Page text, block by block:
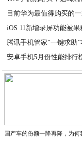
目前华为最值得购买的
iOS 11新增录屏功能被
腾讯手机管家“一键求助
安卓手机5月份性能排行
国产车的份额一降再降，为何